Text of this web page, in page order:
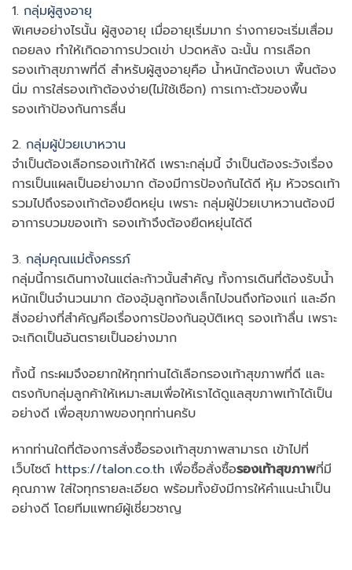
1. กลุ่มผู้สูงอายุ
พิเศษอย่างไรนั้น ผู้สูงอายุ เมื่ออายุเริ่มมาก ร่างกายจะเริ่มเสื่อม
ถอยลง ทำให้เกิดอาการปวดเข่า ปวดหลัง ฉะนั้น การเลือก
รองเท้าสุขภาพที่ดี สำหรับผู้สูงอายุคือ น้ำหนักต้องเบา พื้นต้อง
นิ่ม การใส่รองเท้าต้องง่าย(ไม่ใช้เชือก) การเกาะตัวของพื้น
รองเท้าป้องกันการลื่น
2. กลุ่มผู้ป่วยเบาหวาน
จำเป็นต้องเลือกรองเท้าให้ดี เพราะกลุ่มนี้ จำเป็นต้องระวังเรื่อง
การเป็นแผลเป็นอย่างมาก ต้องมีการป้องกันได้ดี หุ้ม หัวจรดเท้า
รวมไปถึงรองเท้าต้องยืดหยุ่น เพราะ กลุ่มผู้ป่วยเบาหวานต้องมี
อาการบวมของเท้า รองเท้าจึงต้องยืดหยุ่นได้ดี
3. กลุ่มคุณแม่ตั้งครรภ์
กลุ่มนี้การเดินทางในแต่ละก้าวนั้นสำคัญ ทั้งการเดินที่ต้องรับน้ำ
หนักเป็นจำนวนมาก ต้องอุ้มลูกท้องเล็กไปจนถึงท้องแก่ และอีก
สิ่งอย่างที่สำคัญคือเรื่องการป้องกันอุบัติเหตุ รองเท้าลื่น เพราะ
จะเกิดเป็นอันตรายเป็นอย่างมาก
ทั้งนี้ กระผมจึงอยากให้ทุกท่านได้เลือกรองเท้าสุขภาพที่ดี และ
ตรงกับกลุ่มลูกค้าให้เหมาะสมเพื่อให้เราได้ดูแลสุขภาพเท้าได้เป็น
อย่างดี เพื่อสุขภาพของทุกท่านครับ
หากท่านใดที่ต้องการสั่งซื้อรองเท้าสุขภาพสามารถ เข้าไปที่
เว็บไซต์ https://talon.co.th เพื่อซื้อสั่งซื้อรองเท้าสุขภาพที่มี
คุณภาพ ใส่ใจทุกรายละเอียด พร้อมทั้งยังมีการให้คำแนะนำเป็น
อย่างดี โดยทีมแพทย์ผู้เชี่ยวชาญ